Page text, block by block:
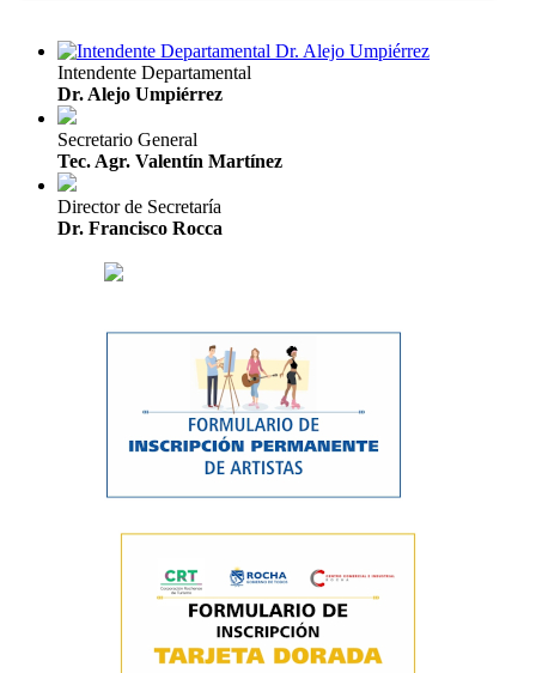
Intendente Departamental
Dr. Alejo Umpiérrez
Secretario General
Tec. Agr. Valentín Martínez
Director de Secretaría
Dr. Francisco Rocca